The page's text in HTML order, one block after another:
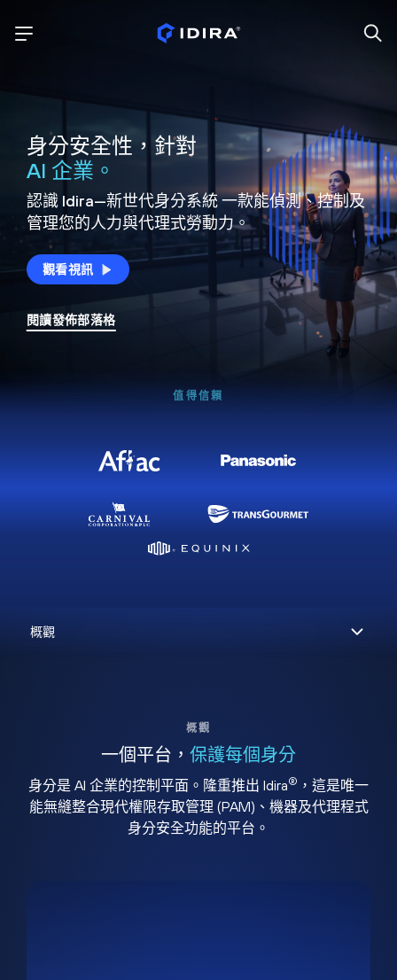
身分安全性，針對
AI 企業。
認識 Idira—新世代身分系統一款能偵測、控制及
管理您的人力與代理式勞動力。
觀看視訊
閱讀發佈部落格
值得信賴
概觀
一個平台， 保護每個身分
身分是 AI 企業的控制平面。隆重推出 Idira® ，這是唯一
能無縫整合現代權限存取管理 (PAM)、機器及代理程式
身分安全功能的平台。